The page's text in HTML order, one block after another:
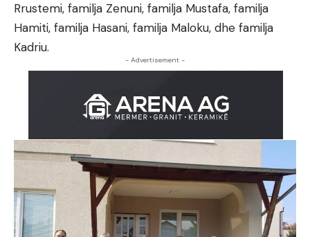
Rrustemi, familja Zenuni, familja Mustafa, familja
Hamiti, familja Hasani, familja Maloku, dhe familja
Kadriu.
- Advertisement -